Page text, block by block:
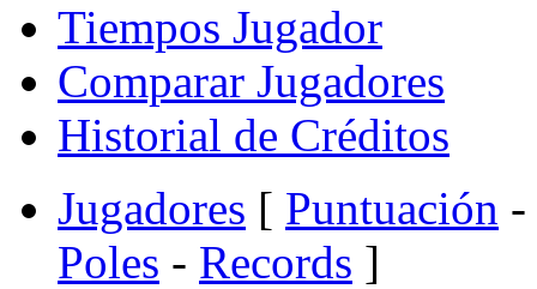
Tiempos Jugador
Comparar Jugadores
Historial de Créditos
Jugadores [ Puntuación -
Poles - Records ]